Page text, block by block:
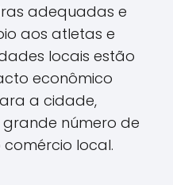
adequadas e
aos atletas e
locais estão
econômico
a cidade,
número de
comércio local.